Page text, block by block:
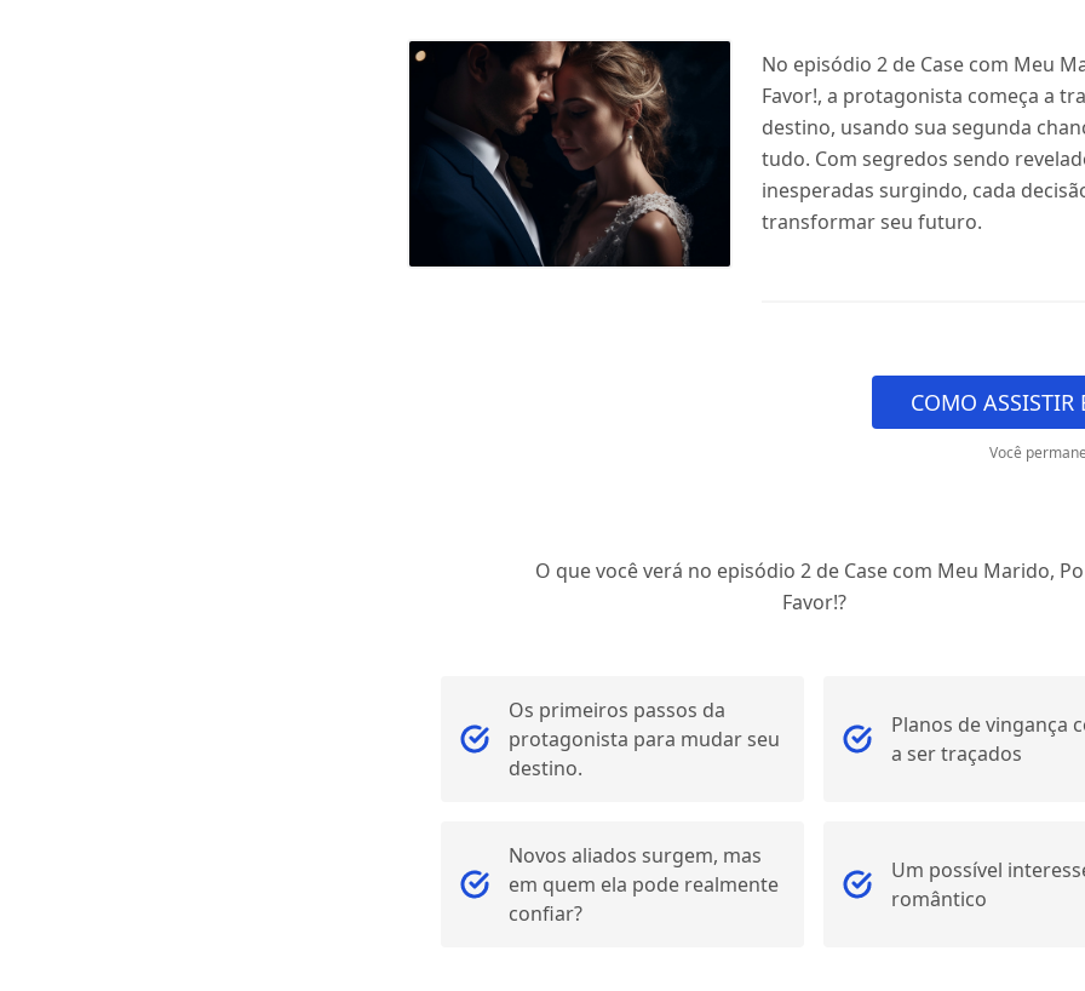
No episódio 2 de Case com Meu
Favor!, a protagonista começa a
destino, usando sua segunda
tudo. Com segredos sendo
inesperadas surgindo, cada
transformar seu futuro.
COMO ASSISTIR
Você
O que você verá no episódio 2 de Case com Meu Marido,
Favor!?
Os primeiros passos da
protagonista para mudar seu
destino.
Planos de vingança
a ser traçados
Novos aliados surgem, mas
em quem ela pode realmente
confiar?
Um possível
romântico